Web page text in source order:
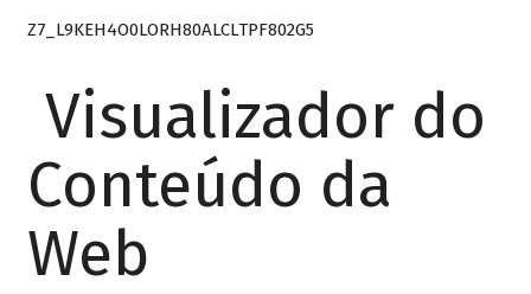
Z7_L9KEH4O0LORH80ALCLTPF802G5
Visualizador do
Conteúdo da
Web